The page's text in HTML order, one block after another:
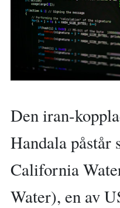
Den iran-
Handala
California
Water), en av